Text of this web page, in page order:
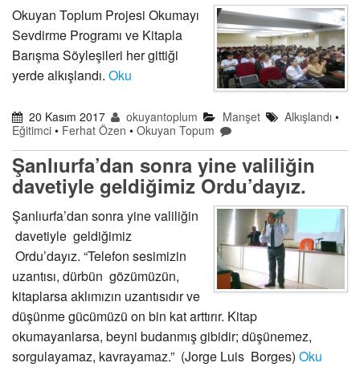
Okuyan Toplum Projesi Okumayı
Sevdirme Programı ve Kitapla
Barışma Söyleşileri her gittiği
yerde alkışlandı. Oku
20 Kasım 2017 okuyantoplum Manşet Alkışlandı•
Eğitimci • Ferhat Özen • Okuyan Topum
Şanlıurfa’dan sonra yine valiliğin
davetiyle geldiğimiz Ordu’dayız.
Şanlıurfa’dan sonra yine valiliğin
davetiyle geldiğimiz
Ordu’dayız. “Telefon sesimizin
uzantısı, dürbün gözümüzün,
kitaplarsa aklımızın uzantısıdır ve
düşünme gücümüzü on bin kat arttırır. Kitap
okumayanlarsa, beyni budanmış gibidir; düşünemez,
sorgulayamaz, kavrayamaz.” (Jorge Luis Borges) Oku